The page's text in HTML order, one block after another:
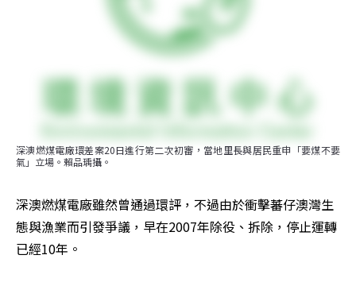
深澳燃煤電廠環差案20日進行第二次初審，當地里長與居民重申「要煤不要
氣」立場。賴品瑀攝。
深澳燃煤電廠雖然曾通過環評，不過由於衝擊蕃仔澳灣生
態與漁業而引發爭議，早在2007年除役、拆除，停止運轉
已經10年。